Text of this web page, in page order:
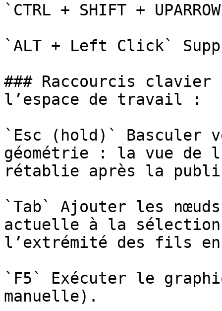
`CTRL + SHIFT +
`ALT + Left Click`
### Raccourcis
l’espace de travail :
`Esc (hold)` Basculer
géométrie : la vue de
rétablie après la
`Tab` Ajouter les
actuelle à la
l’extrémité des fils
`F5` Exécuter le
manuelle).